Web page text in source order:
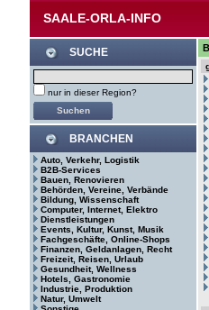
SAALE-ORLA-INFO
SUCHE
nur in dieser Region?
BRANCHEN
Auto, Verkehr, Logistik
B2B-Services
Bauen, Renovieren
Behörden, Vereine, Verbände
Bildung, Wissenschaft
Computer, Internet, Elektro
Dienstleistungen
Events, Kultur, Kunst, Musik
Fachgeschäfte, Online-Shops
Finanzen, Geldanlagen, Recht
Freizeit, Reisen, Urlaub
Gesundheit, Wellness
Hotels, Gastronomie
Industrie, Produktion
Natur, Umwelt